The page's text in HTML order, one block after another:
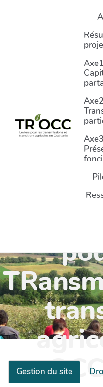
Aller au contenu principal
Axe1
Axe2
Axe3
Gestion du site